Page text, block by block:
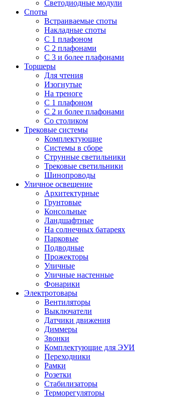
Светодиодные модули
Споты
Встраиваемые споты
Накладные споты
С 1 плафоном
С 2 плафонами
С 3 и более плафонами
Торшеры
Для чтения
Изогнутые
На треноге
С 1 плафоном
С 2 и более плафонами
Со столиком
Трековые системы
Комплектующие
Системы в сборе
Струнные светильники
Трековые светильники
Шинопроводы
Уличное освещение
Архитектурные
Грунтовые
Консольные
Ландшафтные
На солнечных батареях
Парковые
Подводные
Прожекторы
Уличные
Уличные настенные
Фонарики
Электротовары
Вентиляторы
Выключатели
Датчики движения
Диммеры
Звонки
Комплектующие для ЭУИ
Переходники
Рамки
Розетки
Стабилизаторы
Терморегуляторы